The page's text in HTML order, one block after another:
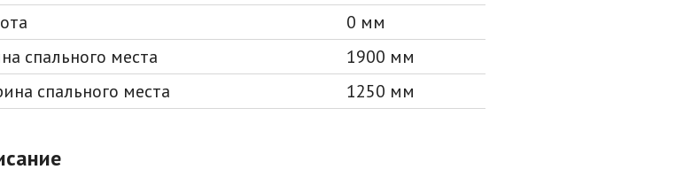
0 мм
спального места
1900 мм
спального места
1250 мм